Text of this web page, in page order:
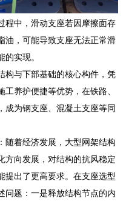
程中，滑动支座若因摩擦面存
油，可能导致支座无法正常滑
实现。
构与下部基础的核心构件，凭
养护便捷等优势，在铁路、
成为钢支座、混凝土支座等同
随着经济发展，大型网架结构
方向发展，对结构的抗风稳定
提出了更高要求。在支座选型
问题：一是释放结构节点的内